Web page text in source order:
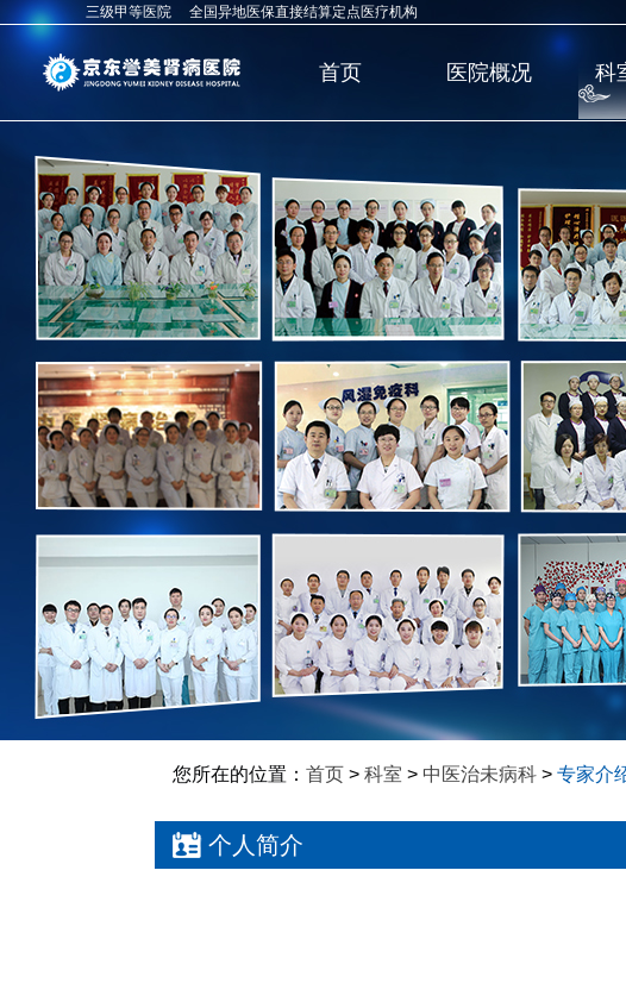
三级甲等医院 全国异地医保直接结算定点医疗机构
首页 医院概况 科
您所在的位置： 首页> 科室 > 中医治未病科> 专家介
个人简介